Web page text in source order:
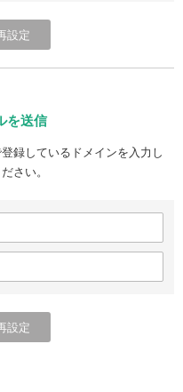
を送信
録しているドメインを入力し
さい。